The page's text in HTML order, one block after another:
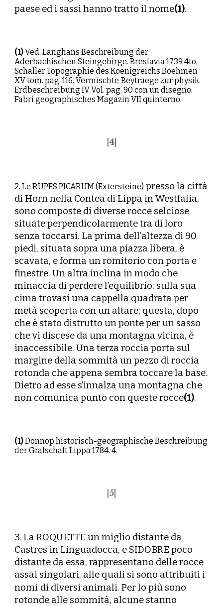
paese ed i sassi hanno tratto il nome(1).
(1)Ved. Langhans Beschreibung der
Aderbachischen Steingebirge. Breslavia 1739 4to,
Schaller Topographie des Koenigreichs Boehmen
XV tom. pag. 116. Vermischte Beytraege zur physik.
Erdbeschreibung IV Vol. pag. 90 con un disegno.
Fabri geographisches Magazin VII quinterno.
4|
2. Le RUPES PICARUM (Extersteine) presso la città
di Horn nella Contea di Lippa in Westfalia,
sono composte di diverse rocce selciose
situate perpendicolarmente tra di loro
senza toccarsi. La prima dell’altezza di 90
piedi, situata sopra una piazza libera, è
scavata, e forma un romitorio con porta e
finestre. Un altra inclina in modo che
minaccia di perdere l’equilibrio; sulla sua
cima trovasi una cappella quadrata per
metà scoperta con un altare; questa, dopo
che è stato distrutto un ponte per un sasso
che vi discese da una montagna vicina, è
inaccessibile. Una terza roccia porta sul
margine della sommità un pezzo di roccia
rotonda che appena sembra toccare la base.
Dietro ad esse s’innalza una montagna che
non comunica punto con queste rocce(1).
(1)Donnop historisch-geographische Beschreibung
der Grafschaft Lippa 1784. 4.
5
3. La ROQUETTE un miglio distante da
Castres in Linguadocca, e SIDOBRE poco
distante da essa, rappresentano delle rocce
assai singolari, alle quali si sono attribuiti i
nomi di diversi animali. Per lo più sono
rotonde alle sommità, alcune stanno